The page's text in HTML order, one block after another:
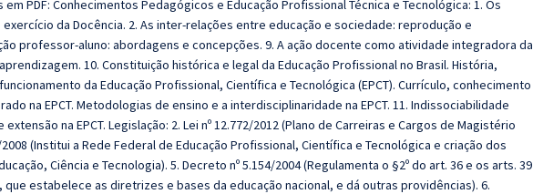
PDF: Conhecimentos Pedagógicos e Educação Profissional Técnica e Tecnológica: 1. Os
da Docência. 2. As inter-relações entre educação e sociedade: reprodução e
professor-aluno: abordagens e concepções. 9. A ação docente como atividade integradora da
10. Constituição histórica e legal da Educação Profissional no Brasil. História,
da Educação Profissional, Científica e Tecnológica (EPCT). Currículo, conhecimento
na EPCT. Metodologias de ensino e a interdisciplinaridade na EPCT. 11. Indissociabilidade
na EPCT. Legislação: 2. Lei nº 12.772/2012 (Plano de Carreiras e Cargos de Magistério
2008 (Institui a Rede Federal de Educação Profissional, Científica e Tecnológica e criação dos
Ciência e Tecnologia). 5. Decreto nº 5.154/2004 (Regulamenta o §2º do art. 36 e os arts. 39
que estabelece as diretrizes e bases da educação nacional, e dá outras providências). 6.